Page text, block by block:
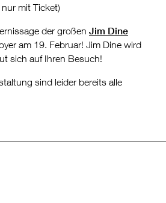
mit Ticket)
der großen Jim Dine
am 19. Februar! Jim Dine wird
sich auf Ihren Besuch!
sind leider bereits alle